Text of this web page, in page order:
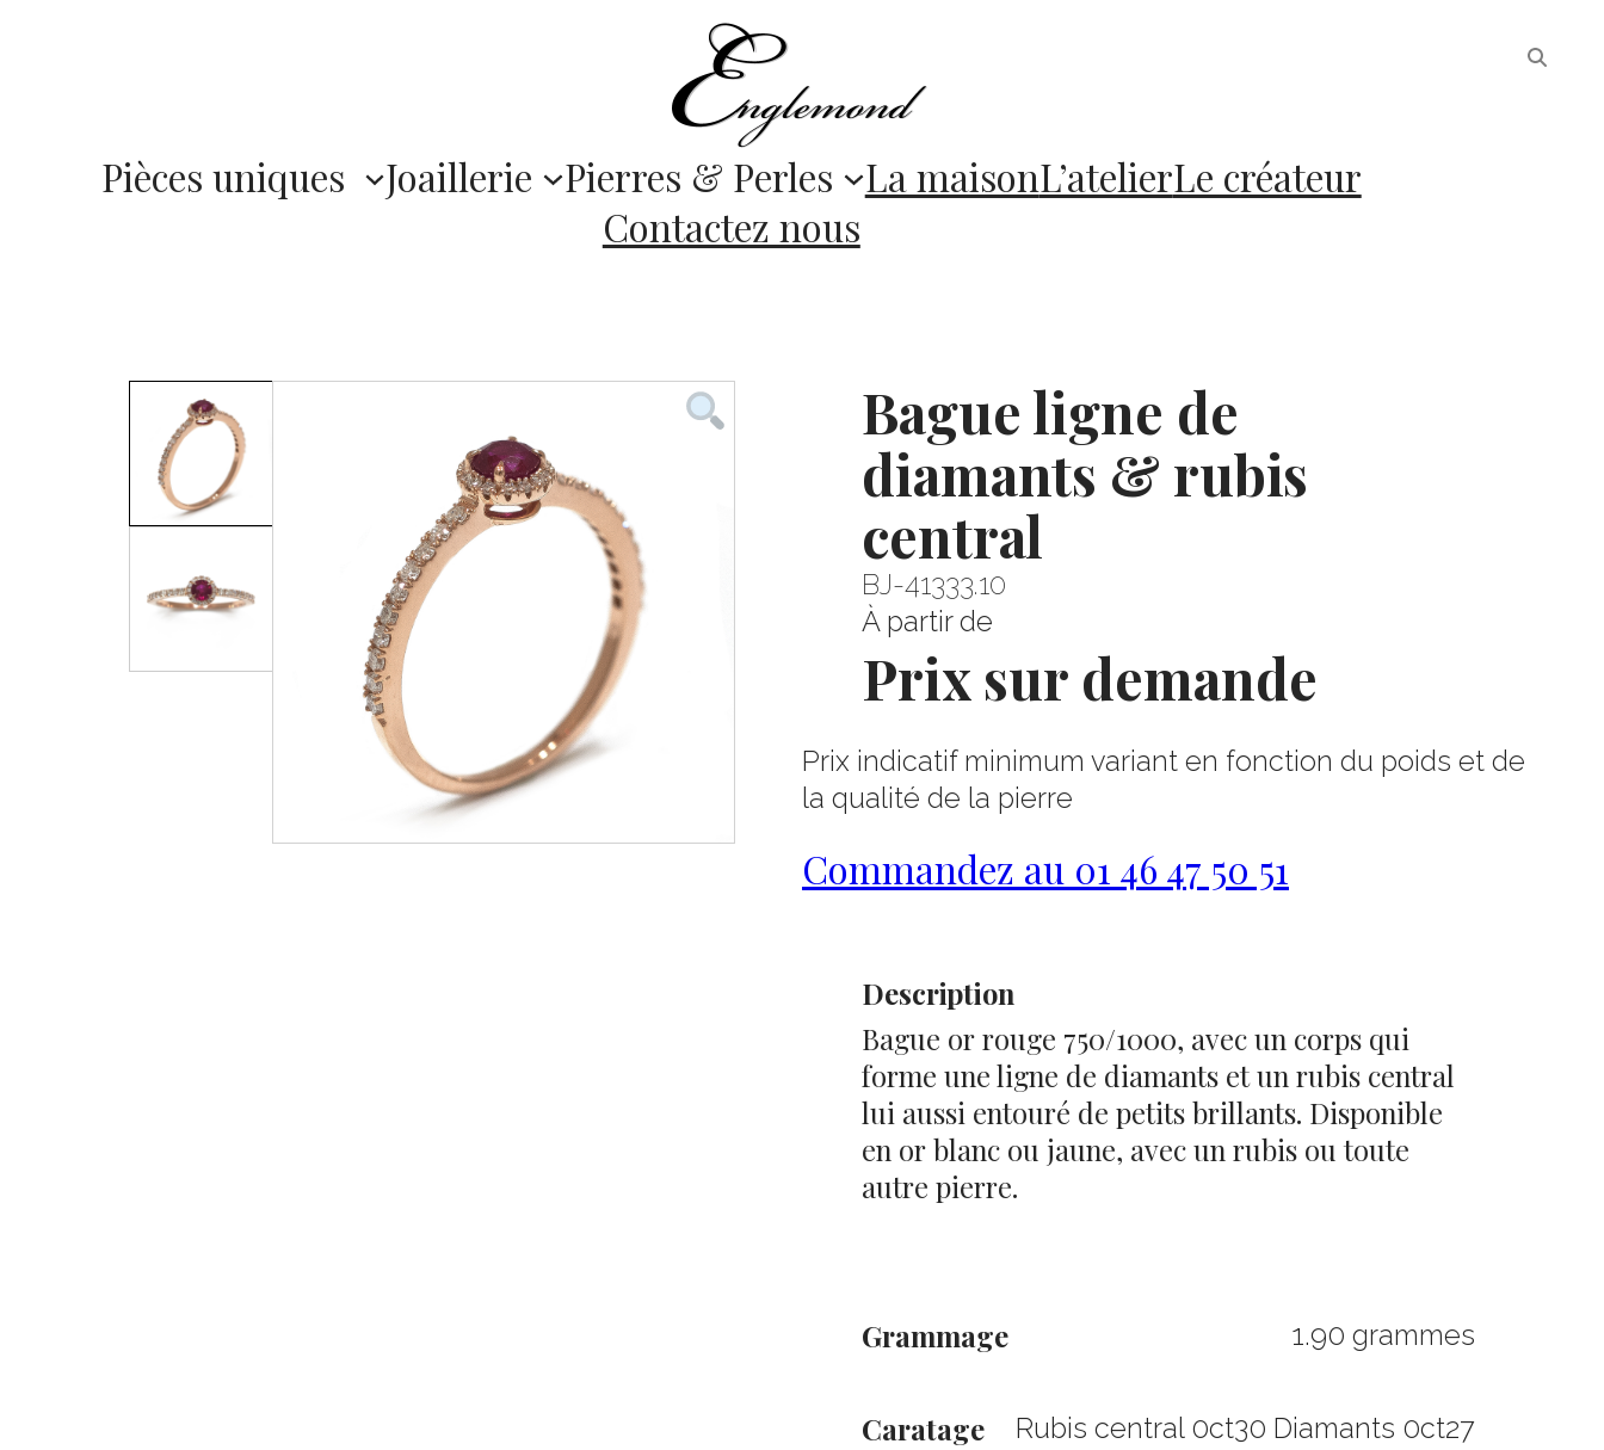
Pièces uniques Joaillerie Pierres & Perles La maisonL’atelierLe créateur
Contactez nous
Bague ligne de
diamants & rubis
central
BJ-41333.10
À partir de
Prix sur demande
Prix indicatif minimum variant en fonction du poids et de
la qualité de la pierre
Commandez au 01 46 47 50 51
Description
Bague or rouge 750/1000, avec un corps qui
forme une ligne de diamants et un rubis central
lui aussi entouré de petits brillants. Disponible
en or blanc ou jaune, avec un rubis ou toute
autre pierre.
Grammage 1.90 grammes
Caratage Rubis central 0ct30 Diamants 0ct27